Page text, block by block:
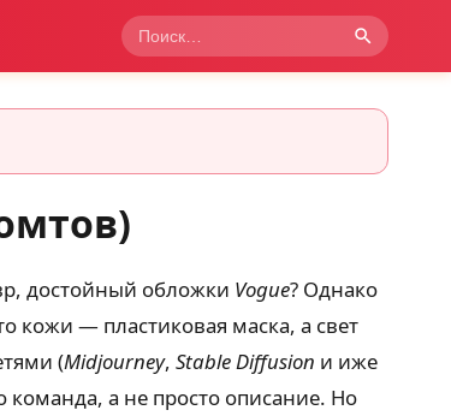
достойный обложки Vogue? Однако
кожи — пластиковая маска, а свет
(Midjourney, Stable Diffusion и иже
команда, а не просто описание. Но